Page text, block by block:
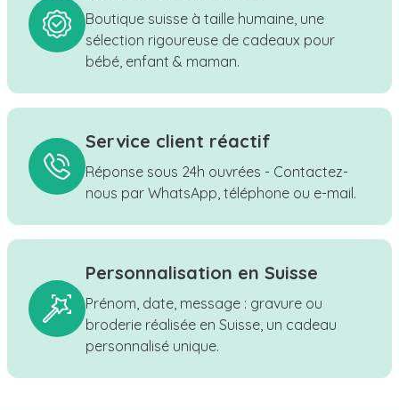
Boutique suisse à taille humaine, une
sélection rigoureuse de cadeaux pour
bébé, enfant & maman.
Service client réactif
Réponse sous 24h ouvrées - Contactez-
nous par WhatsApp, téléphone ou e-mail.
Personnalisation en Suisse
Prénom, date, message : gravure ou
broderie réalisée en Suisse, un cadeau
personnalisé unique.